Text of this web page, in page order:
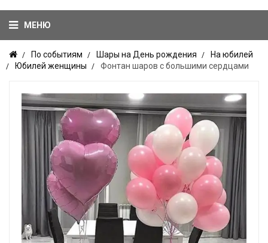
МЕНЮ
По событиям Шары на День рождения
На юбилей
Юбилей женщины
Фонтан шаров с большими сердцами